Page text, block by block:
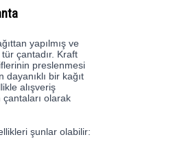
yapılmış ve
çantadır. Kraft
preslenmesi
bir kağıt
alışveriş
olarak
şunlar olabilir: